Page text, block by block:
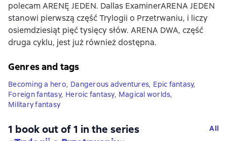
polecam ARENĘ JEDEN. Dallas ExaminerARENA JEDEN
stanowi pierwszą część Trylogii o Przetrwaniu, i liczy
osiemdziesiąt pięć tysięcy słów. ARENA DWA, część
druga cyklu, jest już również dostępna.
Genres and tags
Becoming a hero, Dangerous adventures, Epic fantasy,
Foreign fantasy, Heroic fantasy, Magical worlds,
Military fantasy
1 book out of 1 in the series
All